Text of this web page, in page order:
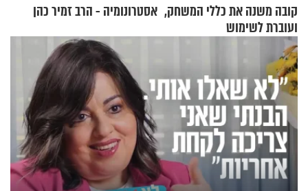
קובה משנה את כללי המשחק,
ועוברת לשימוש
בתלת־אופנועים סולאריים
אסטרונומיה - הרב זמיר כהן